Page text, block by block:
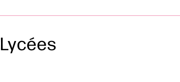
Lycées